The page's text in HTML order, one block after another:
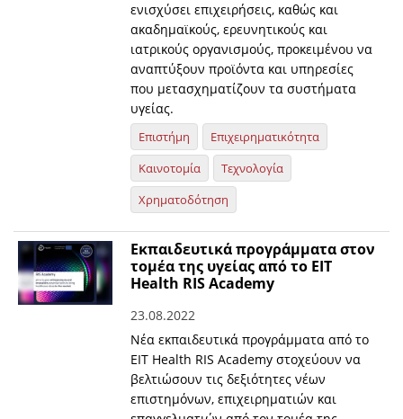
ενισχύσει επιχειρήσεις, καθώς και
ακαδημαϊκούς, ερευνητικούς και
ιατρικούς οργανισμούς, προκειμένου να
αναπτύξουν προϊόντα και υπηρεσίες
που μετασχηματίζουν τα συστήματα
υγείας.
Επιστήμη
Επιχειρηματικότητα
Καινοτομία
Τεχνολογία
Χρηματοδότηση
Εκπαιδευτικά προγράμματα στον
τομέα της υγείας από το EIT
Health RIS Academy
23.08.2022
Νέα εκπαιδευτικά προγράμματα από το
EIT Health RIS Academy στοχεύουν να
βελτιώσουν τις δεξιότητες νέων
επιστημόνων, επιχειρηματιών και